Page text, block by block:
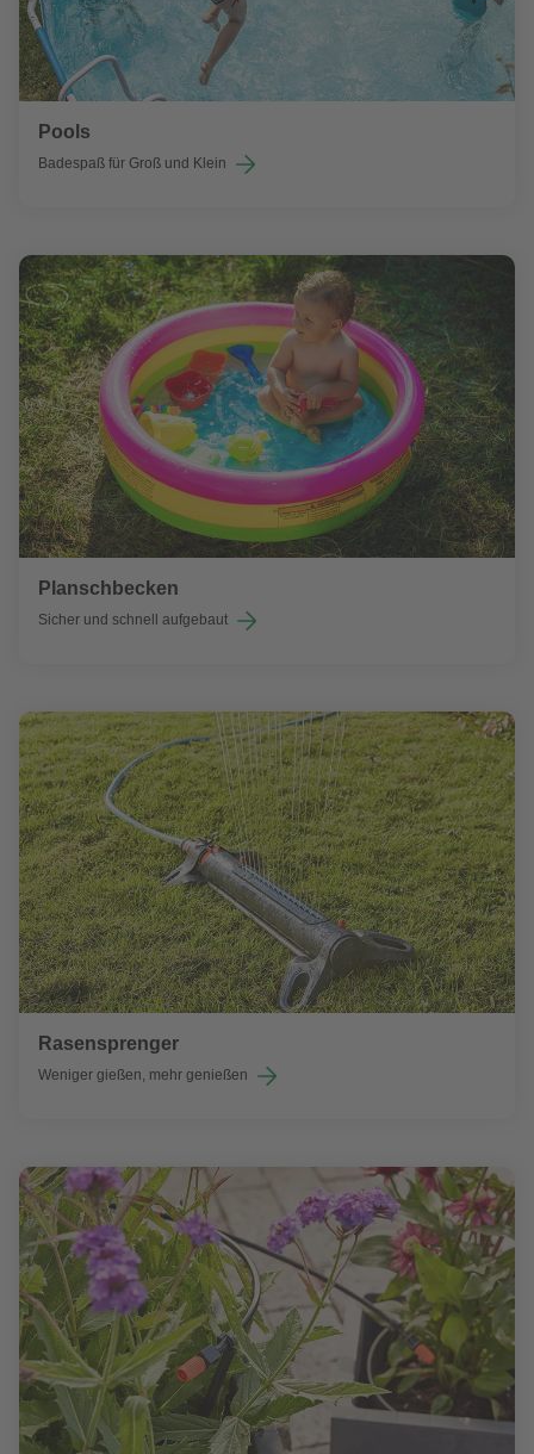
Pools
Badespaß für Groß und Klein
Planschbecken
Sicher und schnell aufgebaut
Rasensprenger
Weniger gießen, mehr genießen